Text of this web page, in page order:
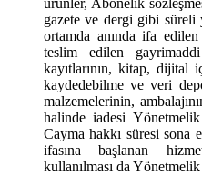
gazete ve dergi gibi
ortamda anında ifa
teslim edilen
kayıtlarının, kitap, dijital
kaydedebilme ve veri
malzemelerinin,
halinde iadesi
Cayma hakkı süresi sona
ifasına başlanan
kullanılması da